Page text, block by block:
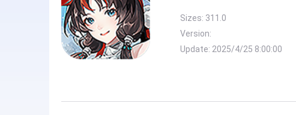
Sizes: 311.0
Version:
Update: 2025/4/25 8:00:00